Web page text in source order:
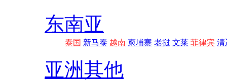
东南亚
泰国 新马泰 越南 柬埔寨 老挝 文莱 菲律宾 清
亚洲其他